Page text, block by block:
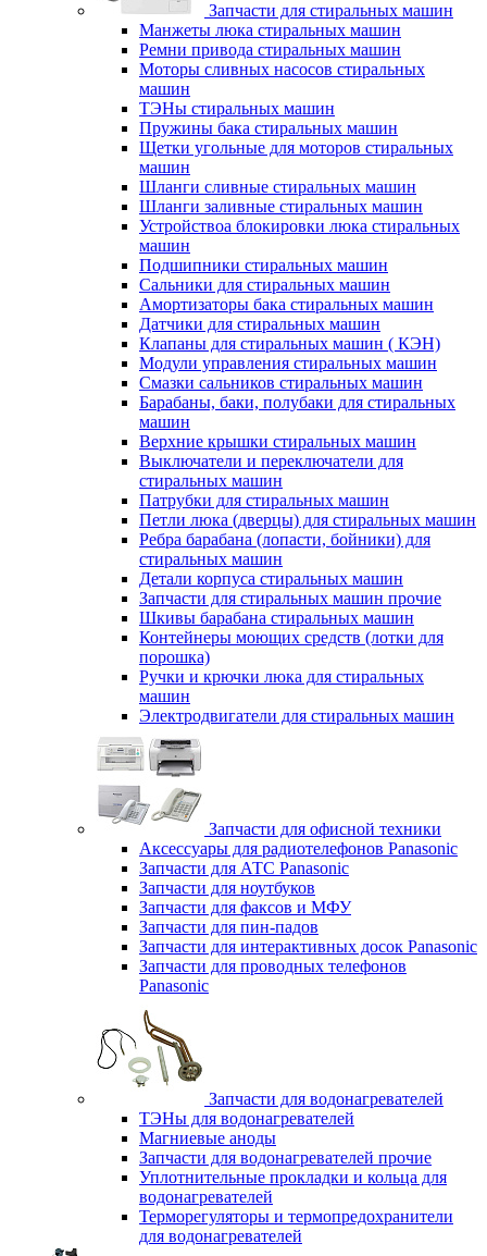
Запчасти для стиральных машин
Манжеты люка стиральных машин
Ремни привода стиральных машин
Моторы сливных насосов стиральных
машин
ТЭНы стиральных машин
Пружины бака стиральных машин
Щетки угольные для моторов стиральных
машин
Шланги сливные стиральных машин
Шланги заливные стиральных машин
Устройствоа блокировки люка стиральных
машин
Подшипники стиральных машин
Сальники для стиральных машин
Амортизаторы бака стиральных машин
Датчики для стиральных машин
Клапаны для стиральных машин ( КЭН)
Модули управления стиральных машин
Смазки сальников стиральных машин
Барабаны, баки, полубаки для стиральных
машин
Верхние крышки стиральных машин
Выключатели и переключатели для
стиральных машин
Патрубки для стиральных машин
Петли люка (дверцы) для стиральных машин
Ребра барабана (лопасти, бойники) для
стиральных машин
Детали корпуса стиральных машин
Запчасти для стиральных машин прочие
Шкивы барабана стиральных машин
Контейнеры моющих средств (лотки для
порошка)
Ручки и крючки люка для стиральных
машин
Электродвигатели для стиральных машин
Запчасти для офисной техники
Аксессуары для радиотелефонов Panasonic
Запчасти для АТС Panasonic
Запчасти для ноутбуков
Запчасти для факсов и МФУ
Запчасти для пин-падов
Запчасти для интерактивных досок Panasonic
Запчасти для проводных телефонов
Panasonic
Запчасти для водонагревателей
ТЭНы для водонагревателей
Магниевые аноды
Запчасти для водонагревателей прочие
Уплотнительные прокладки и кольца для
водонагревателей
Терморегуляторы и термопредохранители
для водонагревателей